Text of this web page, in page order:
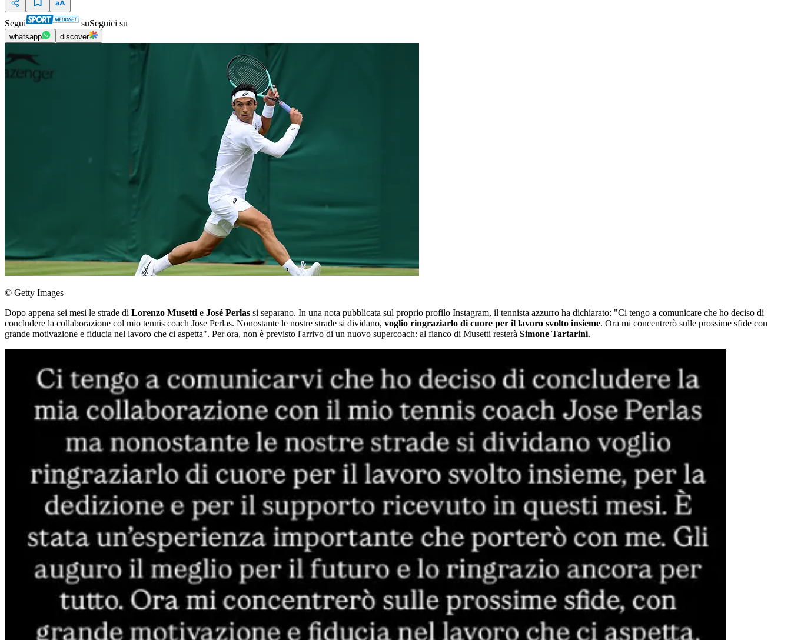
Segui suSeguici su
whatsapp discover
© Getty Images
Dopo appena sei mesi le strade di Lorenzo Musetti e José Perlas si separano. In una nota pubblicata sul proprio profilo Instagram, il tennista azzurro ha dichiarato: "Ci tengo a comunicare che ho deciso di
concludere la collaborazione col mio tennis coach Jose Perlas. Nonostante le nostre strade si dividano, voglio ringraziarlo di cuore per il lavoro svolto insieme. Ora mi concentrerò sulle prossime sfide con
grande motivazione e fiducia nel lavoro che ci aspetta". Per ora, non è previsto l'arrivo di un nuovo supercoach: al fianco di Musetti resterà Simone Tartarini.